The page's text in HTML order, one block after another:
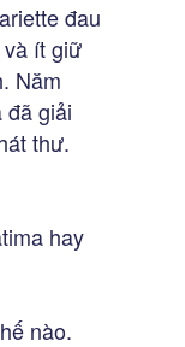
đau
ít giữ
Năm
đã giải
thư.
hay
nào.